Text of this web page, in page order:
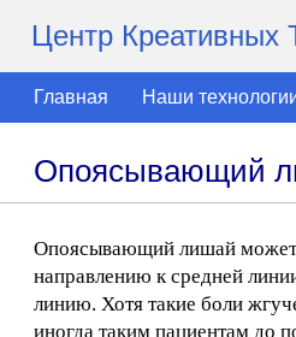
Центр Креативных
Главная Наши
Опоясывающий
Опоясывающий лишай может
направлению к средней
линию. Хотя такие боли
иногда таким пациентам до